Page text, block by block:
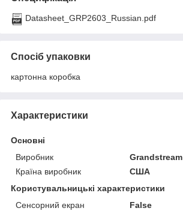
Datasheet_GRP2603_Russian.pdf
Спосіб упаковки
картонна коробка
Характеристики
Основні
Виробник
Grandstream
Країна виробник
США
Користувальницькі характеристики
Сенсорний екран
False